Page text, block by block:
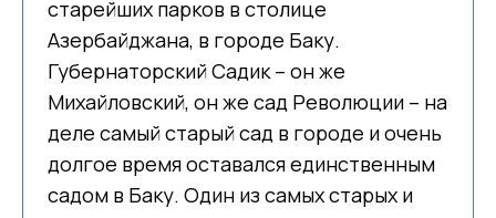
старейших парков в столице
Азербайджана, в городе Баку.
Губернаторский Садик – он же
Михайловский, он же сад Революции – на
деле самый старый сад в городе и очень
долгое время оставался единственным
садом в Баку. Один из самых старых и